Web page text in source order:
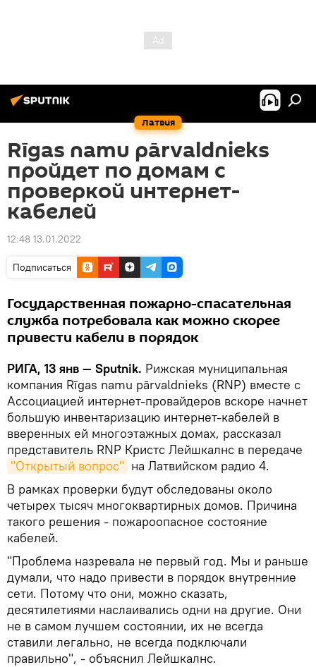
Латвия
Rīgas namu pārvaldnieks
пройдет по домам с
проверкой интернет-
кабелей
12:48 13.01.2022
Подписаться
Государственная пожарно-спасательная
служба потребовала как можно скорее
привести кабели в порядок
РИГА, 13 янв — Sputnik. Рижская муниципальная
компания Rīgas namu pārvaldnieks (RNP) вместе с
Ассоциацией интернет-провайдеров вскоре начнет
большую инвентаризацию интернет-кабелей в
вверенных ей многоэтажных домах, рассказал
представитель RNP Кристс Лейшкалнс в передаче
"Открытый вопрос" на Латвийском радио 4.
В рамках проверки будут обследованы около
четырех тысяч многоквартирных домов. Причина
такого решения - пожароопасное состояние
кабелей.
"Проблема назревала не первый год. Мы и раньше
думали, что надо привести в порядок внутренние
сети. Потому что они, можно сказать,
десятилетиями наслаивались одни на другие. Они
не в самом лучшем состоянии, их не всегда
ставили легально, не всегда подключали
правильно", - объяснил Лейшкалнс.